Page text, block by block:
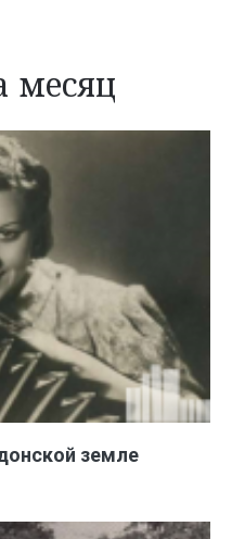
месяц
земле